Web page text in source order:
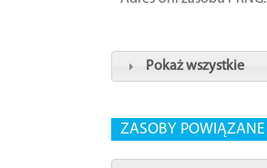
Pokaż wszystkie
ZASOBY POWIĄZANE